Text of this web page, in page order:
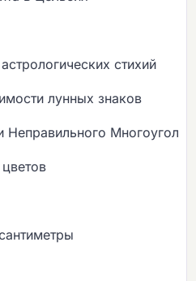
стихий
лунных знаков
Неправильного